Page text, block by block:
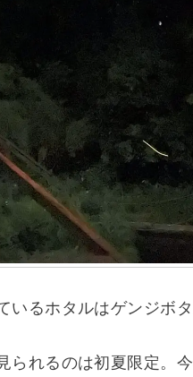
いるホタルはゲンジボタ
られるのは初夏限定。